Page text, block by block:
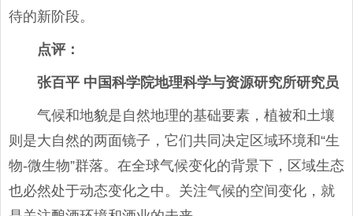
待的新阶段。
点评：
张百平 中国科学院地理科学与资源研究所研究员
气候和地貌是自然地理的基础要素，植被和土壤
则是大自然的两面镜子，它们共同决定区域环境和“生
物-微生物”群落。在全球气候变化的背景下，区域生态
也必然处于动态变化之中。关注气候的空间变化，就